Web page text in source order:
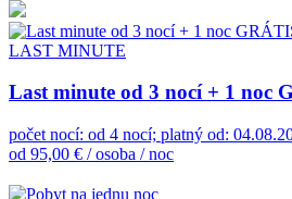
LAST MINUTE
Last minute od 3 nocí + 1 noc
počet nocí: od 4 nocí; platný od:
od 95,00 € / osoba / noc